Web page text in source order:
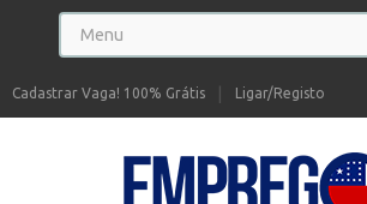
Ligar/Registo
Cadastrar Vaga! 100% Grátis